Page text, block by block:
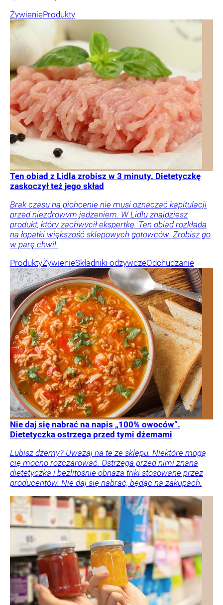
ŻywienieProdukty
Ten obiad z Lidla zrobisz w 3 minuty. Dietetyczkę
zaskoczył też jego skład
Brak czasu na pichcenie nie musi oznaczać kapitulacji
przed niezdrowym jedzeniem. W Lidlu znajdziesz
produkt, który zachwycił ekspertkę. Ten obiad rozkłada
na łopatki większość sklepowych gotowców. Zrobisz go
w parę chwil.
ProduktyŻywienieSkładniki odżywczeOdchudzanie
Nie daj się nabrać na napis „100% owoców”.
Dietetyczka ostrzega przed tymi dżemami
Lubisz dżemy? Uważaj na te ze sklepu. Niektóre mogą
cię mocno rozczarować. Ostrzega przed nimi znana
dietetyczka i bezlitośnie obnaża triki stosowane przez
producentów. Nie daj się nabrać, będąc na zakupach.